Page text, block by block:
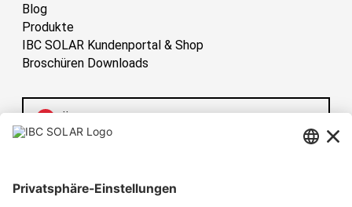
Blog
Produkte
IBC SOLAR Kundenportal & Shop
Broschüren Downloads